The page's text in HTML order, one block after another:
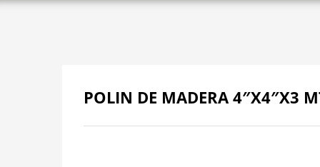
POLIN DE MADERA 4″X4″X3